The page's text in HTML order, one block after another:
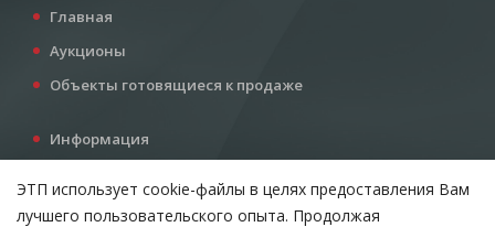
Главная
Аукционы
Объекты готовящиеся к продаже
Информация
Все для инвестора
ЭТП использует cookie-файлы в целях предоставления Вам
лучшего пользовательского опыта. Продолжая